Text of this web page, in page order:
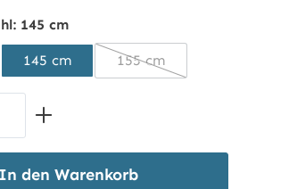
145 cm
145 cm 155 cm
(Diese Option ist
Gib den
In den Warenkorb